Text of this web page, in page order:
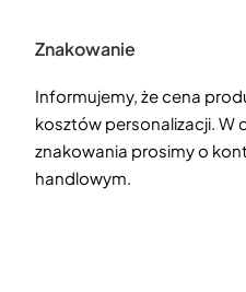
Znakowanie
Informujemy, że cena
kosztów personalizacji. W
znakowania prosimy o
handlowym.